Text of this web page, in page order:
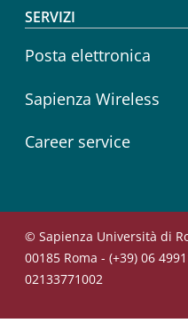
SERVIZI
Posta elettronica
Sapienza Wireless
Career service
© Sapienza Università di
00185 Roma - (+39) 06
02133771002